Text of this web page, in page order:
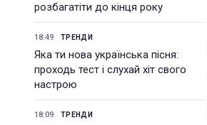
розбагатіти до кінця року
18:49 ТРЕНДИ
Яка ти нова українська пісня:
проходь тест і слухай хіт свого
настрою
18:09 ТРЕНДИ